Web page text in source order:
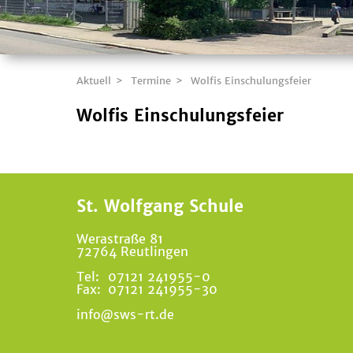
Aktuell Termine Wolfis Einschulungsfeier
Wolfis Einschulungsfeier
St. Wolfgang Schule
Werastraße 81
72764 Reutlingen
Tel:
07121 241955-0
Fax: 07121 241955-30
info@sws-rt.de